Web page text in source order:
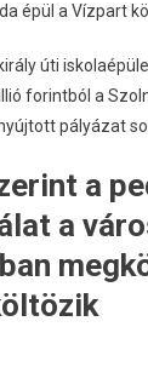
épül a Vízpart
úti
forintból a
pályázat
a
a